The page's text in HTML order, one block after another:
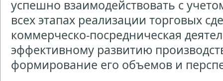
успешно взаимодействовать с
всех этапах реализации торговых
коммерческо-посредническая
эффективному развитию
формирование его объемов и